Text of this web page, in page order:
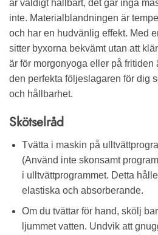
är väldigt hållbart, det går inga
inte. Materialblandningen är
och har en hudvänlig effekt. Med
sitter byxorna bekvämt utan att
är för morgonyoga eller på fritiden
den perfekta följeslagaren för dig
och hållbarhet.
Skötselråd
Tvätta i maskin på
(Använd inte skonsamt
i ulltvättprogrammet. Detta
elastiska och absorberande.
Om du tvättar för hand, skölj
ljummet vatten. Undvik att